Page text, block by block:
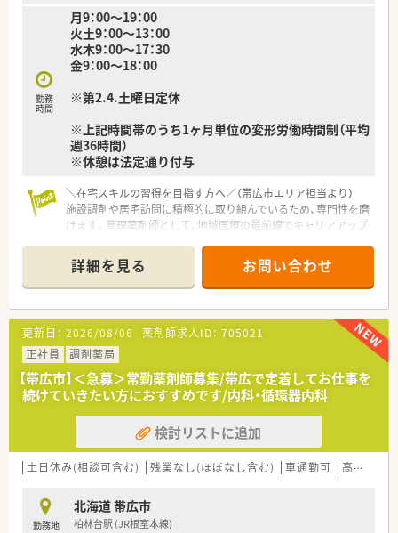
■勤務薬剤師としてのスタートですが新規店舗の展開を見据え
ているため、キャリアアップを目指す方に最適です。
■社会保険の完備はもちろんのこと無料駐車場も用意されてお
り、福山市内から車で快適に通勤いただけます。
勤務
時間
月9：00～19：00
火土9：00～13：00
水木9：00～17：30
金9：00～18：00
※第2.4.土曜日定休
※上記時間帯のうち1ヶ月単位の変形労働時間制（平均
週36時間）
※休憩は法定通り付与
＼在宅スキルの習得を目指す方へ／（帯広市エリア担当より）
施設調剤や居宅訪問に積極的に取り組んでいるため、専門性を磨
けます。管理薬剤師として、地域医療の最前線でキャリアアップ
＊------------------------------------------＊
【店舗情報と応需状況について】
■JR根室本線の柏林台駅から徒歩20分ほどの場所に位置してお
り、お車での通勤も非常に便利な立地の調剤薬局です。
■主な応需科目は内科と循環器科で、処方箋枚数は1日平均45枚
となっており、じっくりと患者様に向き合える環境です。
■薬剤師は常勤3名とパート2名が在籍し、常に2名体制を維持し
ているため、業務過多にならず安心して勤務いただけます。
【法人特徴について】
■北海道帯広市に本社を構え、地元に根差した薬局経営を通じて
地域の皆様に長く愛されることを目標としている法人です。
■既存の店舗を引き継ぎながら安定した経営を続けており、地域
住民の健康を支えるインフラとしての役割を担っています。
も積極的に取り組むことで事業の多角化を図っています。
【職場環境と雰囲気】
詳細を見る お問い合わせ
更新日： 2026/08/06 薬剤師求人ID： 705021
正社員
調剤薬局
【帯広市】＜急募＞常勤薬剤師募集/帯広で定着してお仕事を
続けていきたい方におすすめです/内科・循環器内科
検討リストに追加
土日休み(相談可含む) 残業なし(ほぼなし含む) 車通勤可 高給与(600万円以上)
勤務地
北海道 帯広市
柏林台駅 (JR根室本線)